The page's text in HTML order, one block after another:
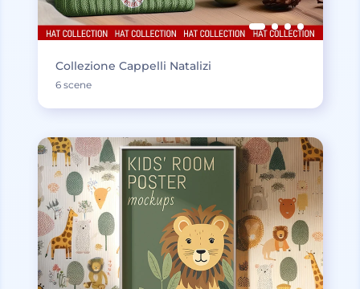
Collezione Cappelli Natalizi
6 scene